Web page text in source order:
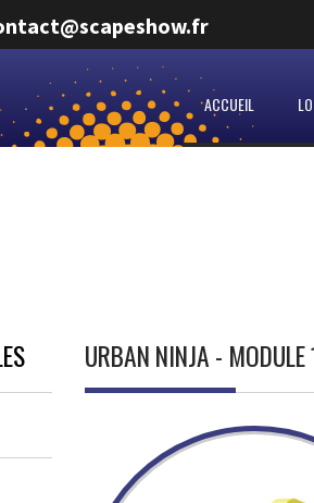
ACCUEIL
URBAN NINJA - MODULE